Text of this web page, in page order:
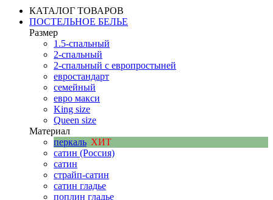
КАТАЛОГ ТОВАРОВ
ПОСТЕЛЬНОЕ БЕЛЬЕ
Размер
1.5-спальный
2-спальный
2-спальный с европростыней
евростандарт
семейный
евро макси
King size
Queen size
Материал
перкаль ХИТ
сатин (Россия)
сатин
страйп-сатин
сатин гладье
поплин гладье